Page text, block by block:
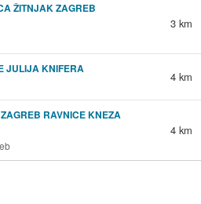
ŽITNJAK ZAGREB
3 km
JULIJA KNIFERA
4 km
RAVNICE KNEZA
4 km